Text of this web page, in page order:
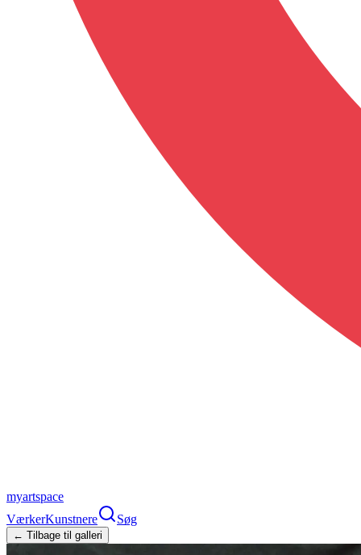
myartspace
VærkerKunstnere Søg
← Tilbage til galleri